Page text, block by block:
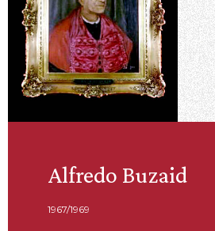
Alfredo Buzaid
1967/1969